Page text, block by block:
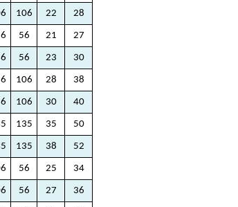
106 22 28
56 21 27
56 23 30
106 28 38
106 30 40
135 35 50
135 38 52
56 25 34
56 27 36